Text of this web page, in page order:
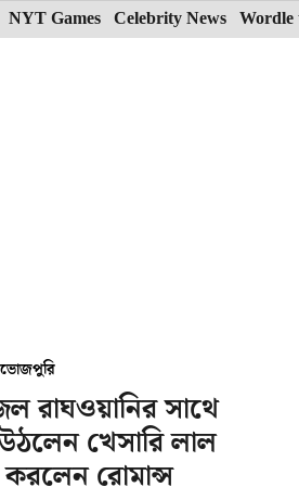
NYT Games Celebrity News Wordle
ভোজপুরি
রাঘওয়ানির সাথে
খেসারি লাল
রোমান্স